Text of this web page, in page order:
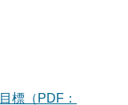
標（PDF：